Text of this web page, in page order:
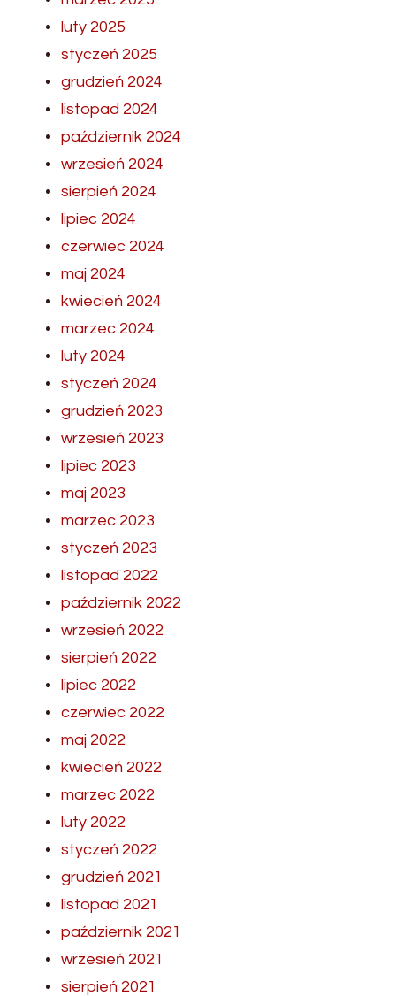
luty 2025
styczeń 2025
grudzień 2024
listopad 2024
październik 2024
wrzesień 2024
sierpień 2024
lipiec 2024
czerwiec 2024
maj 2024
kwiecień 2024
marzec 2024
luty 2024
styczeń 2024
grudzień 2023
wrzesień 2023
lipiec 2023
maj 2023
marzec 2023
styczeń 2023
listopad 2022
październik 2022
wrzesień 2022
sierpień 2022
lipiec 2022
czerwiec 2022
maj 2022
kwiecień 2022
marzec 2022
luty 2022
styczeń 2022
grudzień 2021
listopad 2021
październik 2021
wrzesień 2021
sierpień 2021